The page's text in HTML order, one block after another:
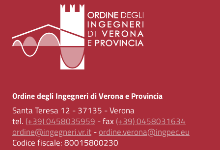
Ordine degli Ingegneri di Verona e Provincia
Santa Teresa 12 - 37135 - Verona
tel. (+39) 0458035959- fax (+39) 0458031634
ordine@ingegneri.vr.it-ordine.verona@ingpec.eu
Codice fiscale:80015800230